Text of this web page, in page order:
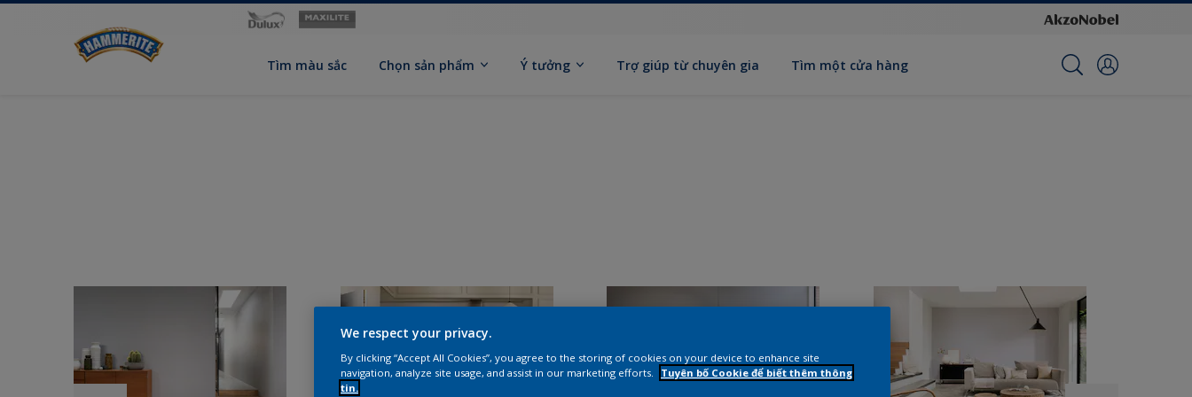
Tìm màu sắc Chọn sản phẩm Ý tưởng Trợ giúp từ chuyên gia Tìm một cửa hàng
We respect your privacy.
By clicking “Accept All Cookies”, you agree to the storing of cookies on your device to enhance site
navigation, analyze site usage, and assist in our marketing efforts.
Tuyên bố Cookie để biết thêm thông
tin.